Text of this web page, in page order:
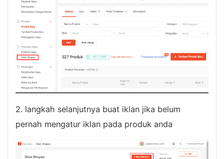
2. langkah selanjutnya buat iklan jika belum
pernah mengatur iklan pada produk anda